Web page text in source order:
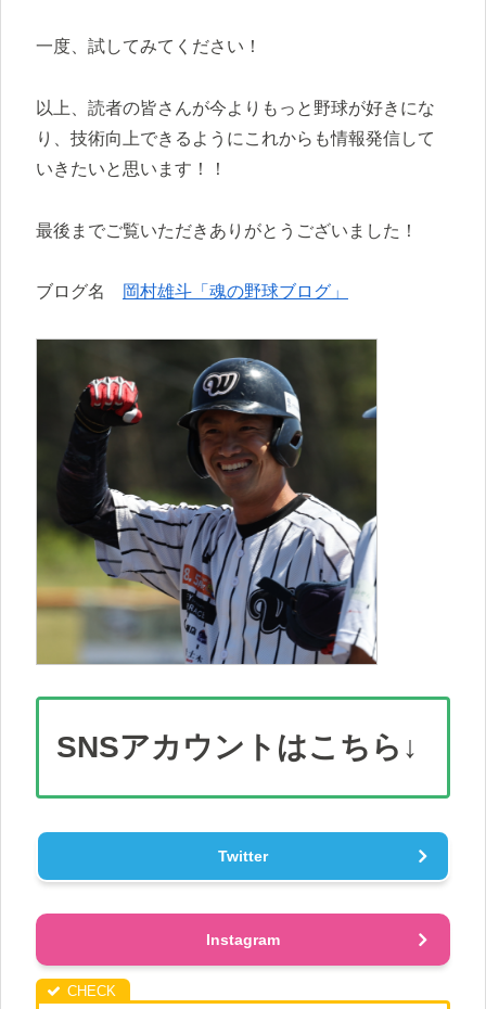
一度、試してみてください！
以上、読者の皆さんが今よりもっと野球が好きにな
り、技術向上できるようにこれからも情報発信して
いきたいと思います！！
最後までご覧いただきありがとうございました！
ブログ名 岡村雄斗「魂の野球ブログ」
SNSアカウント はこちら↓
Twitter
Instagram